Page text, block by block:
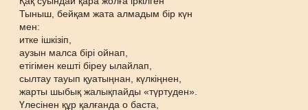
Тыныш, бейқам жата алмадым бір күн
мен:
итке ішкізіп,
аузын малса бірі ойнап,
етігімен кешті біреу ылайлап,
сылтау тауып қуатыңнан, күлкіңнен,
жарты шыбық жалықпайды «түртуден».
Үлесінен құр қалғанда о баста,